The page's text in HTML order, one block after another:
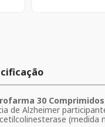
30
de Alzheimer